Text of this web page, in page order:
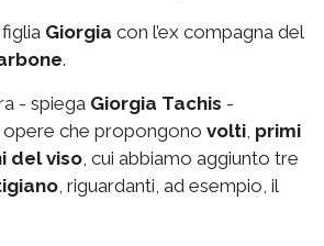
Giorgia con l’ex compagna del
.
- spiega Giorgia Tachis -
che propongono volti primi
del viso , cui abbiamo aggiunto tre
, riguardanti, ad esempio, il